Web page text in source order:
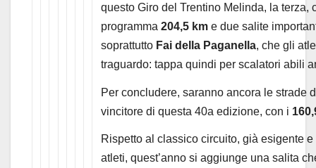
questo Giro del Trentino Melinda, la terza,
programma 204,5 kme due salite
soprattutto Fai della Paganella, che gli
traguardo: tappa quindi per scalatori abili
Per concludere, saranno ancora le strade
vincitore di questa 40a edizione, con i
Rispetto al classico circuito, già esigente
atleti, quest’anno si aggiunge una salita